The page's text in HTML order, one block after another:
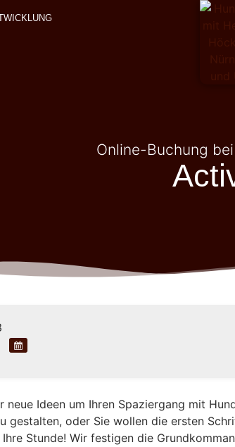
Online-Buchung
neue Ideen um Ihren Spaziergang mit
gestalten, oder Sie wollen die ersten
Stunde! Wir festigen die